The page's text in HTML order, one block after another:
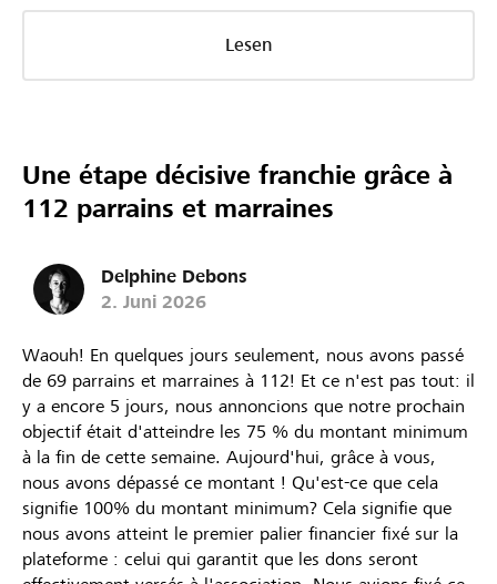
Lesen
Une étape décisive franchie grâce à
112 parrains et marraines
Delphine Debons
2. Juni 2026
Waouh! En quelques jours seulement, nous avons passé
de 69 parrains et marraines à 112! Et ce n'est pas tout: il
y a encore 5 jours, nous annoncions que notre prochain
objectif était d'atteindre les 75 % du montant minimum
à la fin de cette semaine. Aujourd'hui, grâce à vous,
nous avons dépassé ce montant ! Qu'est-ce que cela
signifie 100% du montant minimum? Cela signifie que
nous avons atteint le premier palier financier fixé sur la
plateforme : celui qui garantit que les dons seront